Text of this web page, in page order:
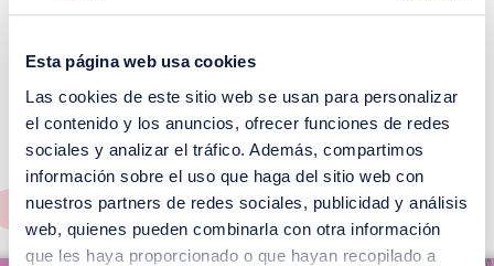
Esta página web usa cookies
Las cookies de este sitio web se usan para personalizar
el contenido y los anuncios, ofrecer funciones de redes
sociales y analizar el tráfico. Además, compartimos
información sobre el uso que haga del sitio web con
nuestros partners de redes sociales, publicidad y análisis
web, quienes pueden combinarla con otra información
que les haya proporcionado o que hayan recopilado a
¡No te pierdas nuestros
EVENTOS!
Ver todos >